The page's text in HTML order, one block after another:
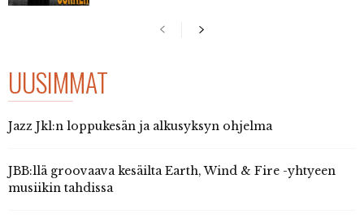
UUSIMMAT
Jazz Jkl:n loppukesän ja alkusyksyn ohjelma
JBB:llä groovaava kesäilta Earth, Wind & Fire -yhtyeen
musiikin tahdissa